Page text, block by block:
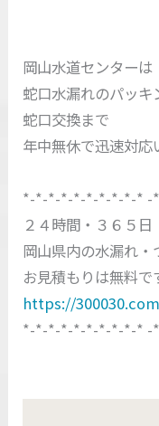
岡山水道センターは
蛇口水漏れのパッキ
蛇口交換まで
年中無休で迅速対応
*-*-*-*-*-*-*-*-*-*
２４時間・３６５
岡山県内の水漏れ
お見積もりは無料で
https://
*-*-*-*-*-*-*-*-*-*